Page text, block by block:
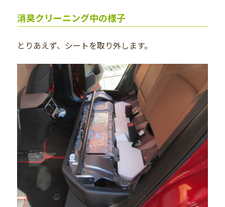
消臭クリーニング中の様子
とりあえず、シートを取り外します。